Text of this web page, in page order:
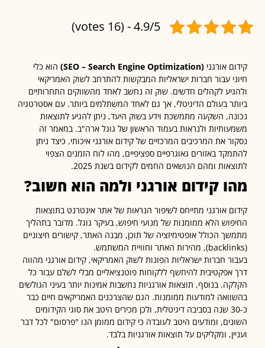
4.9/5 - (16 votes)
אורגני(SEO – Search Engine Optimization)
הוא כלי
עבור חברות ישראליות המבקשות להתרחב לשוק האמריקאי
לקהלים חדשים. שוק זה נחשב לאחד מהשווקים התחרותיים
בעולם הדיגיטלי, אך גם לאחד המשתלמים ביותר. עם אסטרטגיה
השקעה מתמשכת וידע בשוק היעד, ניתן להגיע לתוצאות
ולנראות בעמוד הראשון של גוגל ארה"ב. במאמר זה
את המרכיבים המרכזיים של קידום אורגני איכותי, כיצד ניתן
באזורים גאוגרפיים ספציפיים, מהו לוח הזמנים הצפוי
ומהם הנושאים החמים לקידום בשנת 2025.
קידום אורגני ולמה הוא חשוב?
אורגני מתייחס לשיפור הנראות של אתר אינטרנט בתוצאות
הלא ממומנות של מנועי חיפוש, בעיקר גוגל. מדובר בתהליך
הכולל אופטימיזציה של תוכן, מבנה האתר, קישורים חיצוניים
חברות ישראליות הפונות לשוק האמריקאי, קידום אורגני מהווה
להיחשף ללקוחות פוטנציאליים מבלי לשלם עבור כל
בנוסף, תוצאות אורגניות נחשבות אמינות יותר בעיני הגולשים
למודעות ממומנות. הגם שהצרכנים האמריקאים חיים כבר
כ-30 שנה בסביבה דיגיטלית, ולכן מכירים היטב את סוגי הקידומים
ומודעים היטב לעובדה כי קידום ממומן הנו "פרסום" לכל דבר
ומקליקים על תוצאות אורגניות בלבד.